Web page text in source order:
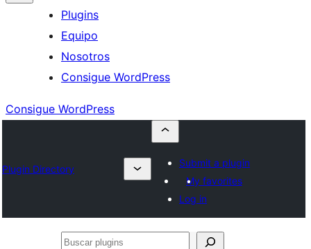
Plugins
Equipo
Nosotros
Consigue WordPress
Consigue WordPress
Plugin Directory
Submit a plugin
My favorites
Log in
Buscar